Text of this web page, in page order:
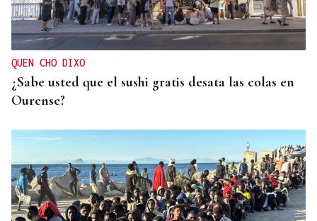
¿Sabe usted que alguien está derrochando el agua
de todos los vecinos de Xunqueira de Ambía?
QUEN CHO DIXO
¿Sabe usted que el sushi gratis desata las colas en
Ourense?